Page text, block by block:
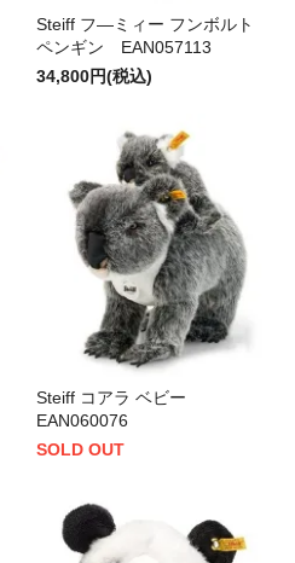
Steiff フ―ミィー フンボルト
ペンギン EAN057113
34,800円(税込)
Steiff コアラ ベビー
EAN060076
SOLD OUT